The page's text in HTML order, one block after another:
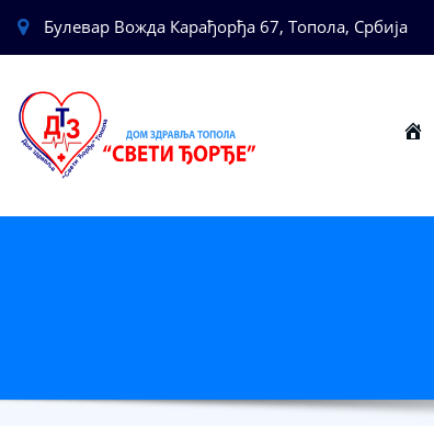
Булевар Вожда Карађорђа 67, Топола, Србија